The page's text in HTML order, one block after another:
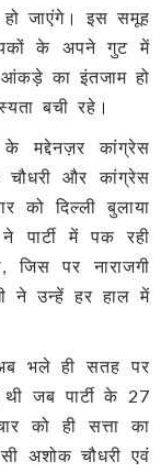
जाएंगे। इस समूह
के अपने गुट में
का इंतजाम हो
बची रहे।
मद्देनज़र कांग्रेस
चौधरी और कांग्रेस
को दिल्ली बुलाया
पार्टी में पक रही
जिस पर नाराजगी
ने उन्हें हर हाल में
भले ही सतह पर
जब पार्टी के 27
को ही सत्ता का
अशोक चौधरी एवं